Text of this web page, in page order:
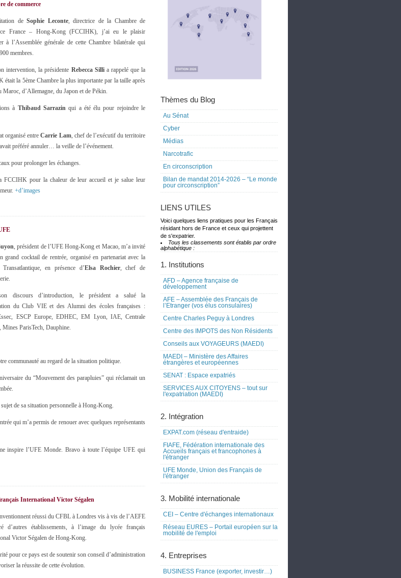
de commerce
deSophie Leconte, directrice de la Chambre de
France – Hong-Kong (FCCIHK), j’ai eu le plaisir
à l’Assemblée générale de cette Chambre bilatérale qui
membres.
intervention, la présidente Rebecca Sillia rappelé que la
était la 5ème Chambre la plus importante par la taille après
Maroc, d’Allemagne, du Japon et de Pékin.
à Thibaud Sarrazinqui a été élu pour rejoindre le
organisé entreCarrie Lam, chef de l’exécutif du territoire
préféré annuler… la veille de l’événement.
pour prolonger les échanges.
FCCIHK pour la chaleur de leur accueil et je salue leur
+d’images
, président de l’UFE Hong-Kong et Macao, m’a invité
grand cocktail de rentrée, organisé en partenariat avec la
Transatlantique, en présence d’Elsa Rochier, chef de
discours d’introduction, le président a salué la
du Club VIE et des Alumni des écoles françaises :
ESCP Europe, EDHEC, EM Lyon, IAE, Centrale
Mines ParisTech, Dauphine.
communauté au regard de la situation politique.
du “Mouvement des parapluies” qui réclamait un
de sa situation personnelle à Hong-Kong.
qui m’a permis de renouer avec quelques représentants
inspire l’UFE Monde. Bravo à toute l’équipe UFE qui
International Victor Ségalen
réussi du CFBL à Londres vis à vis de l’AEFE
d’autres établissements, à l’image du lycée français
Victor Ségalen de Hong-Kong.
pour ce pays est de soutenir son conseil d’administration
la réussite de cette évolution.
Thèmes du Blog
Au Sénat
Cyber
Médias
Narcotrafic
En circonscription
Bilan de mandat 2014-2026 – “Le monde
pour circonscription”
LIENS UTILES
Voici quelques liens pratiques pour les Français
résidant hors de France et ceux qui projettent
de s'expatrier.
Tous les classements sont établis par ordre
alphabétique :
1. Institutions
AFD – Agence française de
développement
AFE – Assemblée des Français de
l’Etranger (vos élus consulaires)
Centre Charles Peguy à Londres
Centre des IMPOTS des Non Résidents
Conseils aux VOYAGEURS (MAEDI)
MAEDI – Ministère des Affaires
étrangères et européennes
SENAT : Espace expatriés
SERVICES AUX CITOYENS – tout sur
l'expatriation (MAEDI)
2. Intégration
EXPAT.com (réseau d'entraide)
FIAFE, Fédération internationale des
Accueils français et francophones à
l'étranger
UFE Monde, Union des Français de
l'étranger
3. Mobilité internationale
CEI – Centre d'échanges internationaux
Réseau EURES – Portail européen sur la
mobilité de l'emploi
4. Entreprises
BUSINESS France (exporter, investir…)